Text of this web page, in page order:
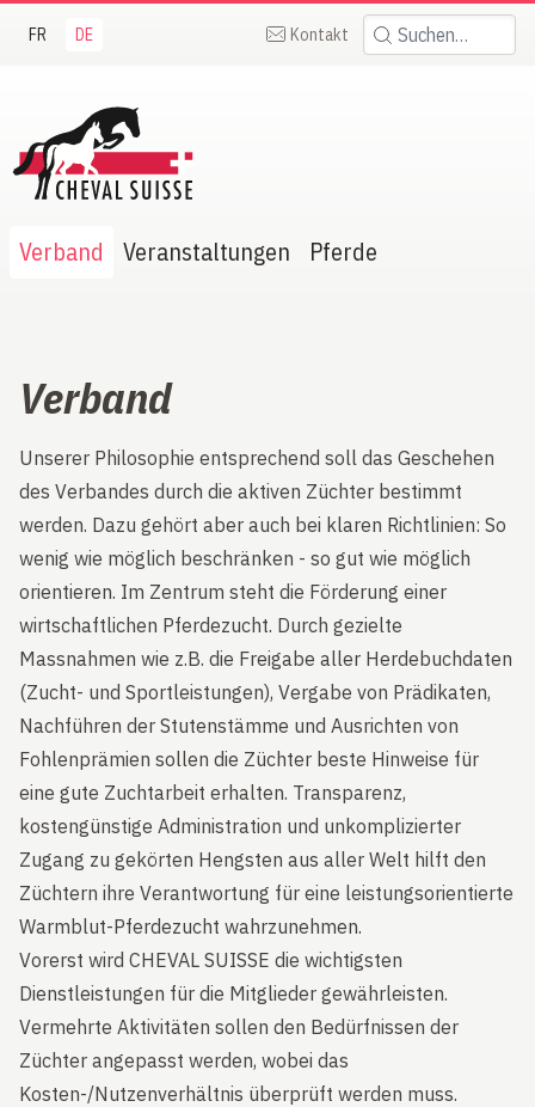
FR DE Kontakt Suchen:
Suisse
Verband Veranstaltungen Pferde
Verband
Unserer Philosophie entsprechend soll das Geschehen
des Verbandes durch die aktiven Züchter bestimmt
werden. Dazu gehört aber auch bei klaren Richtlinien: So
wenig wie möglich beschränken - so gut wie möglich
orientieren. Im Zentrum steht die Förderung einer
wirtschaftlichen Pferdezucht. Durch gezielte
Massnahmen wie z.B. die Freigabe aller Herdebuchdaten
(Zucht- und Sportleistungen), Vergabe von Prädikaten,
Nachführen der Stutenstämme und Ausrichten von
Fohlenprämien sollen die Züchter beste Hinweise für
eine gute Zuchtarbeit erhalten. Transparenz,
kostengünstige Administration und unkomplizierter
Zugang zu gekörten Hengsten aus aller Welt hilft den
Züchtern ihre Verantwortung für eine leistungsorientierte
Warmblut-Pferdezucht wahrzunehmen.
Vorerst wird CHEVAL SUISSE die wichtigsten
Dienstleistungen für die Mitglieder gewährleisten.
Vermehrte Aktivitäten sollen den Bedürfnissen der
Züchter angepasst werden, wobei das
Kosten-/Nutzenverhältnis überprüft werden muss.